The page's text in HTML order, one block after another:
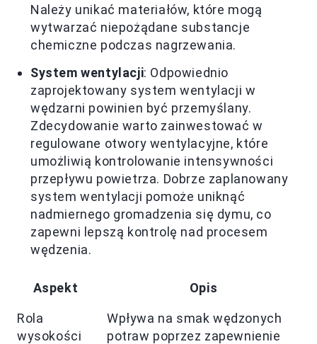
Należy unikać materiałów, które mogą
wytwarzać niepożądane substancje
chemiczne podczas nagrzewania.
System wentylacji: Odpowiednio
zaprojektowany system wentylacji w
wędzarni powinien być przemyślany.
Zdecydowanie warto zainwestować w
regulowane otwory wentylacyjne, które
umożliwią kontrolowanie intensywności
przepływu powietrza. Dobrze zaplanowany
system wentylacji pomoże uniknąć
nadmiernego gromadzenia się dymu, co
zapewni lepszą kontrolę nad procesem
wędzenia.
Aspekt Opis
Rola
wysokości
Wpływa na smak wędzonych
potraw poprzez zapewnienie